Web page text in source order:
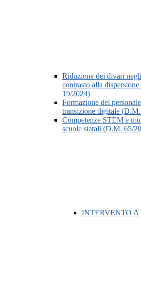
Riduzione dei divari
contrasto alla
19/2024)
Formazione del
transizione digitale
Competenze STEM e
scuole statali (D.M. 65/
INTERVENTO A